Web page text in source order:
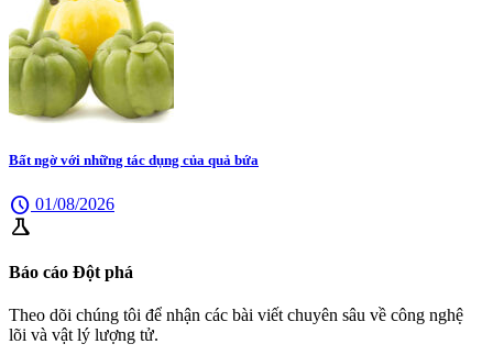
Bất ngờ với những tác dụng của quả bứa
schedule 01/08/2026
science
Báo cáo Đột phá
Theo dõi chúng tôi để nhận các bài viết chuyên sâu về công nghệ
lõi và vật lý lượng tử.